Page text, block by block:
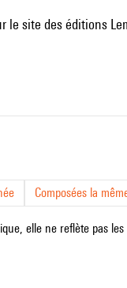
le site des éditions
Composées la
elle ne reflète pas